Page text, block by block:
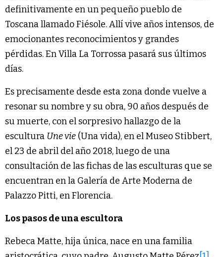
definitivamente en un pequeño pueblo de
Toscana llamado Fiésole. Allí vive años intensos, de
emocionantes reconocimientos y grandes
pérdidas. En Villa La Torrossa pasará sus últimos
días.
Es precisamente desde esta zona donde vuelve a
resonar su nombre y su obra, 90 años después de
su muerte, con el sorpresivo hallazgo de la
escultura Une vie (Una vida), en el Museo Stibbert,
el 23 de abril del año 2018, luego de una
consultación de las fichas de las esculturas que se
encuentran en la Galería de Arte Moderna de
Palazzo Pitti, en Florencia.
Los pasos de una escultora
Rebeca Matte, hija única, nace en una familia